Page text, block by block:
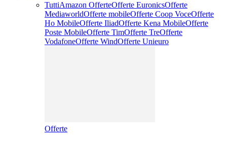
TuttiAmazon OfferteOfferte EuronicsOfferte
MediaworldOfferte mobileOfferte Coop VoceOfferte
Ho MobileOfferte IliadOfferte Kena MobileOfferte
Poste MobileOfferte TimOfferte TreOfferte
VodafoneOfferte WindOfferte Unieuro
Offerte